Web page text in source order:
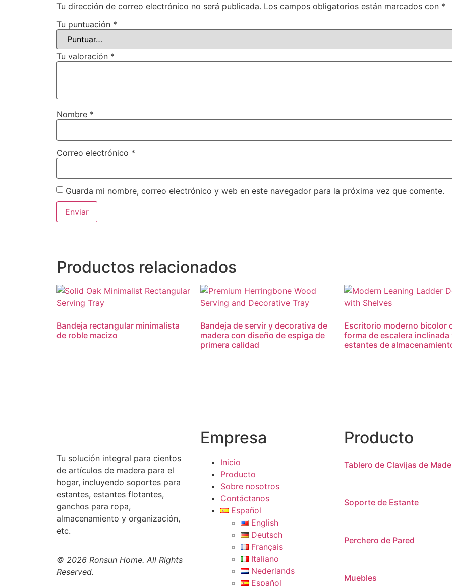
Tu dirección de correo electrónico no será publicada. Los campos obligatorios están marcados con *
Tu puntuación *
Tu valoración *
Nombre *
Correo electrónico *
Guarda mi nombre, correo electrónico y web en este navegador para la próxima vez que comente.
Productos relacionados
Bandeja rectangular minimalista
de roble macizo
Bandeja de servir y decorativa de
madera con diseño de espiga de
primera calidad
Escritorio moderno bicolor
forma de escalera inclinada
estantes de
Tu solución integral para cientos
de artículos de madera para el
hogar, incluyendo soportes para
estantes, estantes flotantes,
ganchos para ropa,
almacenamiento y organización,
etc.
© 2026 Ronsun Home. All Rights
Reserved.
Empresa
Inicio
Producto
Sobre nosotros
Contáctanos
Español
English
Deutsch
Français
Italiano
Nederlands
Español
Producto
Tablero de Clavijas de
Soporte de Estante
Perchero de Pared
Muebles